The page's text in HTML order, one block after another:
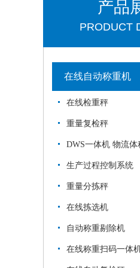
产品
PRODUCT
在线自动称重机
在线检重秤
重量复检秤
DWS一体机 物流体
生产过程控制系统
重量分拣秤
在线拣选机
自动称重剔除机
在线称重扫码一体